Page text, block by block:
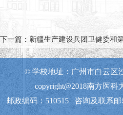
下一篇： 新疆生产建设兵团卫健委和
© 学校地址：广州市白云区
copyright@2018南方医
邮政编码：510515 咨询及联系